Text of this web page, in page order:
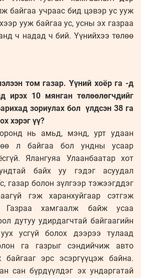
байгаа учраас бид цэвэр ус ууж
ууж байгаа ус, усны эх газраа
ч надад ч бий. Үүнийхээ төлөө
том газар. Үүний хоёр га -д
ирэх 10 мянган төлөөлөгчдийг
зориулах бол үлдсэн 38 га
хэрэг үү?
нь амьд, мэнд, урт удаан
л байгаа бол ундны усаар
Ялангуяа Улаанбаатар хот
байх уу гэдэг асуудал
газар болон зүлгээр тэжээгддэг
гэж харанхуйгаар сэтгэж
хамгаалж байж усаа
дутуу удирдагчтай байгаагийн
усгүй болох дээрээ тулаад
га газрыг сэндийчиж авто
байгааг эрс эсэргүүцэж байна.
сан бүрдүүлдэг эх ундаргатай